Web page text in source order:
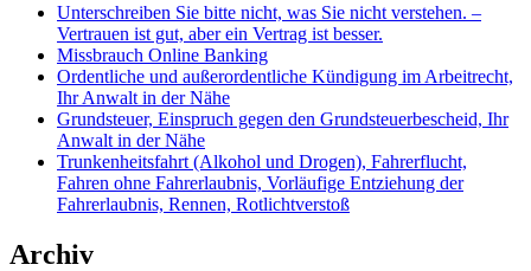
Unterschreiben Sie bitte nicht, was Sie nicht verstehen. –
Vertrauen ist gut, aber ein Vertrag ist besser.
Missbrauch Online Banking
Ordentliche und außerordentliche Kündigung im Arbeitrecht,
Ihr Anwalt in der Nähe
Grundsteuer, Einspruch gegen den Grundsteuerbescheid, Ihr
Anwalt in der Nähe
Trunkenheitsfahrt (Alkohol und Drogen), Fahrerflucht,
Fahren ohne Fahrerlaubnis, Vorläufige Entziehung der
Fahrerlaubnis, Rennen, Rotlichtverstoß
Archiv